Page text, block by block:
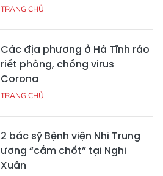
TRANG CHỦ
Các địa phương ở Hà Tĩnh ráo
riết phòng, chống virus
Corona
TRANG CHỦ
2 bác sỹ Bệnh viện Nhi Trung
ương “cắm chốt” tại Nghi
Xuân